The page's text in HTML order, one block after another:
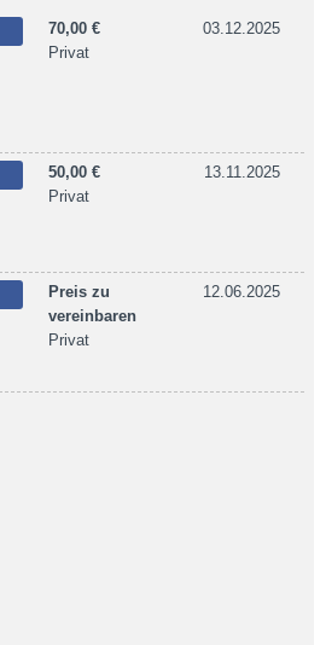
70,00 €
Privat
03.12.2025
50,00 €
Privat
13.11.2025
Preis zu
vereinbaren
Privat
12.06.2025